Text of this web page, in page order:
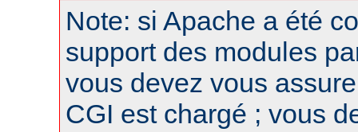
Note: si Apache a été
support des modules
vous devez vous
CGI est chargé ; vous